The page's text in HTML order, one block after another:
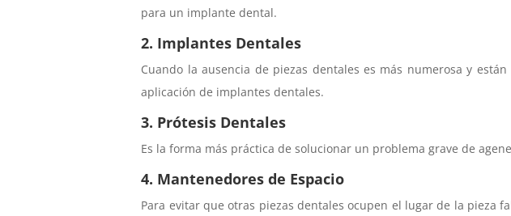
para un implante dental.
2. Implantes Dentales
Cuando la ausencia de piezas dentales es más numerosa y
aplicación de implantes dentales.
3. Prótesis Dentales
Es la forma más práctica de solucionar un problema grave de
4. Mantenedores de Espacio
Para evitar que otras piezas dentales ocupen el lugar de la pieza